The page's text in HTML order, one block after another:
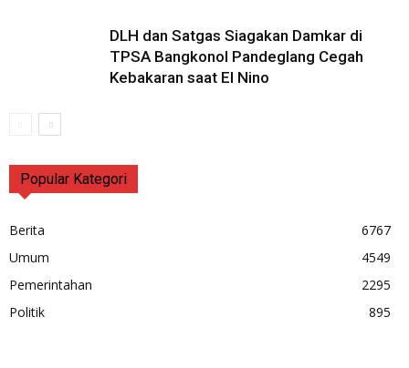
DLH dan Satgas Siagakan Damkar di
TPSA Bangkonol Pandeglang Cegah
Kebakaran saat El Nino
Popular Kategori
Berita
6767
Umum
4549
Pemerintahan
2295
Politik
895